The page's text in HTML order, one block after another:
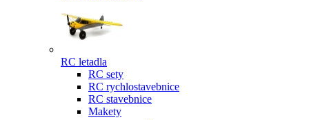
RC letadla
RC sety
RC rychlostavebnice
RC stavebnice
Makety